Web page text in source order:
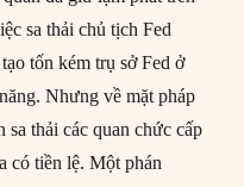
sa thải chủ tịch Fed
tốn kém trụ sở Fed ở
Nhưng về mặt pháp
thải các quan chức cấp
có tiền lệ. Một phán